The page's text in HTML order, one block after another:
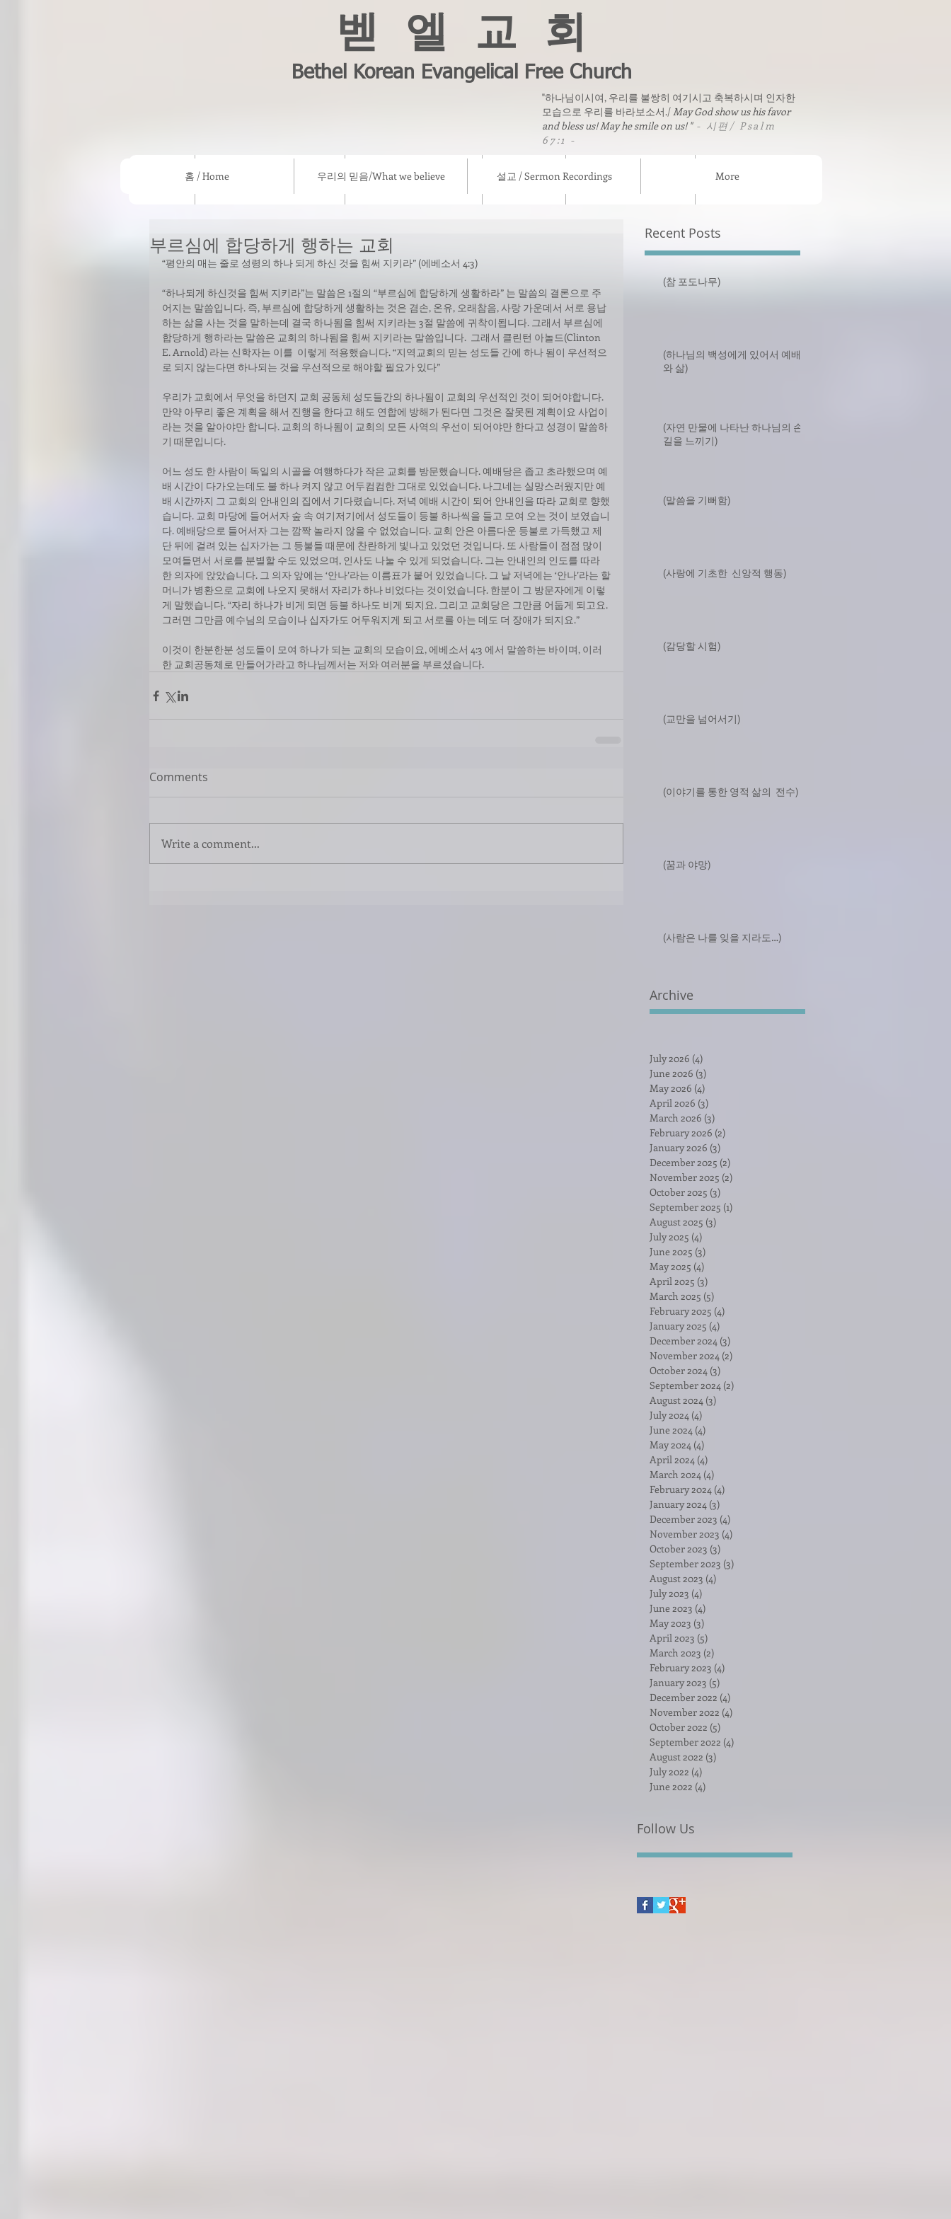
벧 엘 교 회
Bethel Korean Evangelical Free Church
"하나님이시여, 우리를 불쌍히 여기시고 축복하시며 인자한
모습으로 우리를 바라보소서./May God show us his favor
and bless us! May he smile on us! " - 시편/ Psalm
67:1 -
우리의 믿음/What we believe 설교 / Sermon Recordings 칼럼/ Column 선교소식/ Mission News 연락처 / Contact
홈 / Home 우리의 믿음/What we believe 설교 / Sermon Recordings More
부르심에 합당하게 행하는 교회
“평안의 매는 줄로 성령의 하나 되게 하신 것을 힘써 지키라” (에베소서 4:3)
“하나되게 하신것을 힘써 지키라”는 말씀은 1절의 “부르심에 합당하게 생활하라” 는 말씀의 결론으로 주
어지는 말씀입니다. 즉, 부르심에 합당하게 생활하는 것은 겸손, 온유, 오래참음, 사랑 가운데서 서로 용납
하는 삶을 사는 것을 말하는데 결국 하나됨을 힘써 지키라는 3절 말씀에 귀착이됩니다. 그래서 부르심에
합당하게 행하라는 말씀은 교회의 하나됨을 힘써 지키라는 말씀입니다.  그래서 클린턴 아놀드(Clinton
E. Arnold) 라는 신학자는 이를  이렇게 적용했습니다. “지역교회의 믿는 성도들 간에 하나 됨이 우선적으
로 되지 않는다면 하나되는 것을 우선적으로 해야할 필요가 있다”
우리가 교회에서 무엇을 하던지 교회 공동체 성도들간의 하나됨이 교회의 우선적인 것이 되어야합니다.
만약 아무리 좋은 계획을 해서 진행을 한다고 해도 연합에 방해가 된다면 그것은 잘못된 계획이요 사업이
라는 것을 알아야만 합니다. 교회의 하나됨이 교회의 모든 사역의 우선이 되어야만 한다고 성경이 말씀하
기 때문입니다.
어느 성도 한 사람이 독일의 시골을 여행하다가 작은 교회를 방문했습니다. 예배당은 좁고 초라했으며 예
배 시간이 다가오는데도 불 하나 켜지 않고 어두컴컴한 그대로 있었습니다. 나그네는 실망스러웠지만 예
배 시간까지 그 교회의 안내인의 집에서 기다렸습니다. 저녁 예배 시간이 되어 안내인을 따라 교회로 향했
습니다. 교회 마당에 들어서자 숲 속 여기저기에서 성도들이 등불 하나씩을 들고 모여 오는 것이 보였습니
다. 예배당으로 들어서자 그는 깜짝 놀라지 않을 수 없었습니다. 교회 안은 아름다운 등불로 가득했고 제
단 뒤에 걸려 있는 십자가는 그 등불들 때문에 찬란하게 빛나고 있었던 것입니다. 또 사람들이 점점 많이
모여들면서 서로를 분별할 수도 있었으며, 인사도 나눌 수 있게 되었습니다. 그는 안내인의 인도를 따라
한 의자에 앉았습니다. 그 의자 앞에는 ‘안나’라는 이름표가 붙어 있었습니다. 그 날 저녁에는 ‘안나’라는 할
머니가 병환으로 교회에 나오지 못해서 자리가 하나 비었다는 것이었습니다. 한분이 그 방문자에게 이렇
게 말했습니다. “자리 하나가 비게 되면 등불 하나도 비게 되지요. 그리고 교회당은 그만큼 어둡게 되고요.
그러면 그만큼 예수님의 모습이나 십자가도 어두워지게 되고 서로를 아는 데도 더 장애가 되지요.”
이것이 한분한분 성도들이 모여 하나가 되는 교회의 모습이요, 에베소서 4:3 에서 말씀하는 바이며, 이러
한 교회공동체로 만들어가라고 하나님께서는 저와 여러분을 부르셨습니다.
Comments
Write a comment...
Recent Posts
(참 포도나무)
(하나님의 백성에게 있어서 예배
와 삶)
(자연 만물에 나타난 하나님의 손
길을 느끼기)
(말씀을 기뻐함)
(사랑에 기초한 신앙적 행동)
(감당할 시험)
(교만을 넘어서기)
(이야기를 통한 영적 삶의 전수)
(꿈과 야망)
(사람은 나를 잊을 지라도…)
Archive
July 2026 (4)
June 2026 (3)
May 2026 (4)
April 2026 (3)
March 2026 (3)
February 2026 (2)
January 2026 (3)
December 2025 (2)
November 2025 (2)
October 2025 (3)
September 2025 (1)
August 2025 (3)
July 2025 (4)
June 2025 (3)
May 2025 (4)
April 2025 (3)
March 2025 (5)
February 2025 (4)
January 2025 (4)
December 2024 (3)
November 2024 (2)
October 2024 (3)
September 2024 (2)
August 2024 (3)
July 2024 (4)
June 2024 (4)
May 2024 (4)
April 2024 (4)
March 2024 (4)
February 2024 (4)
January 2024 (3)
December 2023 (4)
November 2023 (4)
October 2023 (3)
September 2023 (3)
August 2023 (4)
July 2023 (4)
June 2023 (4)
May 2023 (3)
April 2023 (5)
March 2023 (2)
February 2023 (4)
January 2023 (5)
December 2022 (4)
November 2022 (4)
October 2022 (5)
September 2022 (4)
August 2022 (3)
July 2022 (4)
June 2022 (4)
Follow Us